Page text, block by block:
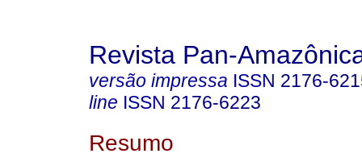
Revista Pan-
versão impressa ISSN 2176-
line ISSN 2176-6223
Resumo